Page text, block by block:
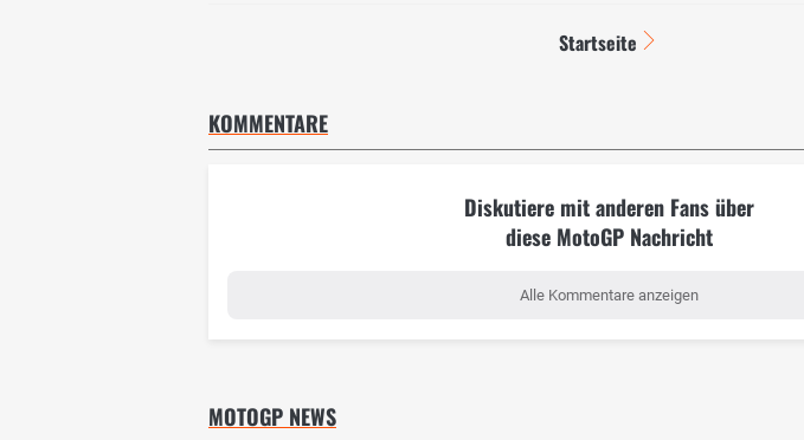
Startseite
KOMMENTARE
Diskutiere mit anderen Fans über
diese MotoGP Nachricht
Alle Kommentare anzeigen
MOTOGP NEWS